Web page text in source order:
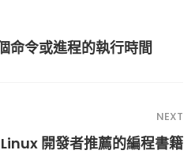
命令或進程的執行時間
NEXT
開發者推薦的編程書籍